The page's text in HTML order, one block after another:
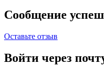
Сообщение
Оставьте отзыв
Войти через